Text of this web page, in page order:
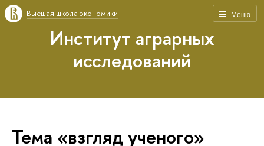
Меню
Высшая школа экономики
Институт аграрных
исследований
Тема «взгляд ученого»